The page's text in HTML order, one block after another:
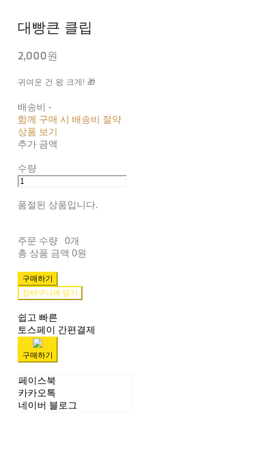
대빵큰 클립
2,000원
귀여운 건 왕 크게! 🎁
배송비 -
함께 구매 시 배송비 절약
상품 보기
추가 금액
수량
품절된 상품입니다.
주문 수량
0개
총 상품 금액 0원
구매하기
장바구니에 담기
쉽고 빠른
토스페이 간편결제
구매하기
페이스북
카카오톡
네이버 블로그